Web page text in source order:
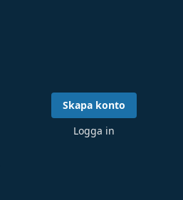
Skapa konto
Logga in